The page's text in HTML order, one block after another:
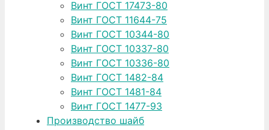
Винт ГОСТ 17473-80
Винт ГОСТ 11644-75
Винт ГОСТ 10344-80
Винт ГОСТ 10337-80
Винт ГОСТ 10336-80
Винт ГОСТ 1482-84
Винт ГОСТ 1481-84
Винт ГОСТ 1477-93
Производство шайб